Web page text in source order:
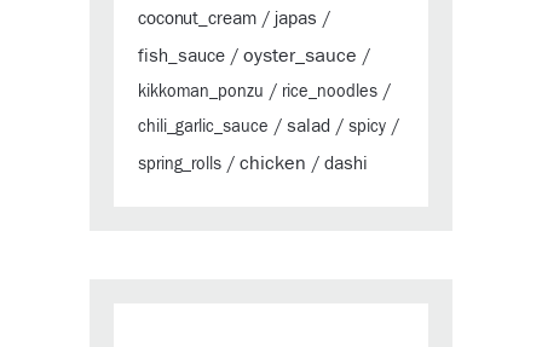
coconut_cream / japas /
fish_sauce / oyster_sauce /
kikkoman_ponzu / rice_noodles /
chili_garlic_sauce / salad / spicy /
spring_rolls / chicken / dashi